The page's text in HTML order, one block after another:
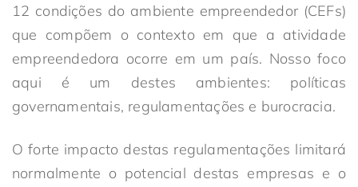
12 condições do ambiente empreendedor (CEFs)
que compõem o contexto em que a atividade
empreendedora ocorre em um país. Nosso foco
aqui é um destes ambientes: políticas
governamentais, regulamentações e burocracia.
O forte impacto destas regulamentações limitará
normalmente o potencial destas empresas e o